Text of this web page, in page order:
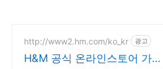
http://www2.hm.com/ko_kr 광고
H&M 공식 온라인스토어 가입